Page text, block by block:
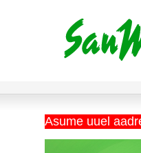
Asume uuel